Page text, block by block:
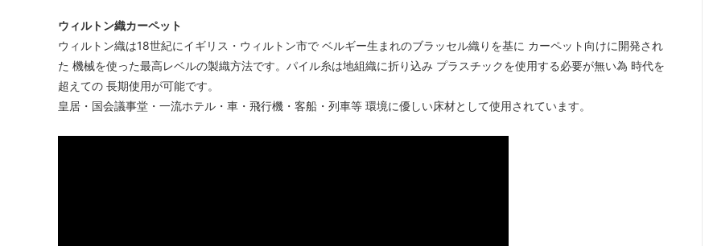
ウィルトン織カーペット
ウィルトン織は18世紀にイギリス・ウィルトン市で ベルギー生まれのブラッセル織りを基に カーペット向けに開発され
た 機械を使った最高レベルの製織方法です。パイル糸は地組織に折り込み プラスチックを使用する必要が無い為 時代を
超えての 長期使用が可能です。
皇居・国会議事堂・一流ホテル・車・飛行機・客船・列車等 環境に優しい床材として使用されています。